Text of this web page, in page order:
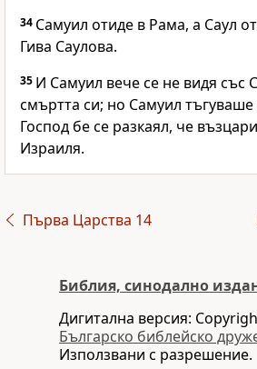
34 Самуил отиде в Рама, а Саул
Гива Саулова.
35 И Самуил вече се не видя със
смъртта си; но Самуил
Господ бе се разкаял, че
Израиля.
Първa Царства 14
Библия, синодално
Дигитална версия:
Българско библейско
Използвани с разрешение.